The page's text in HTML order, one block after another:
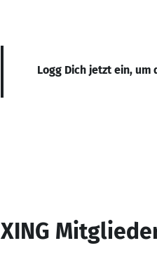
Logg Dich jetzt ein, um
XING